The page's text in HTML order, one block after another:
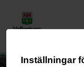
Inställningar